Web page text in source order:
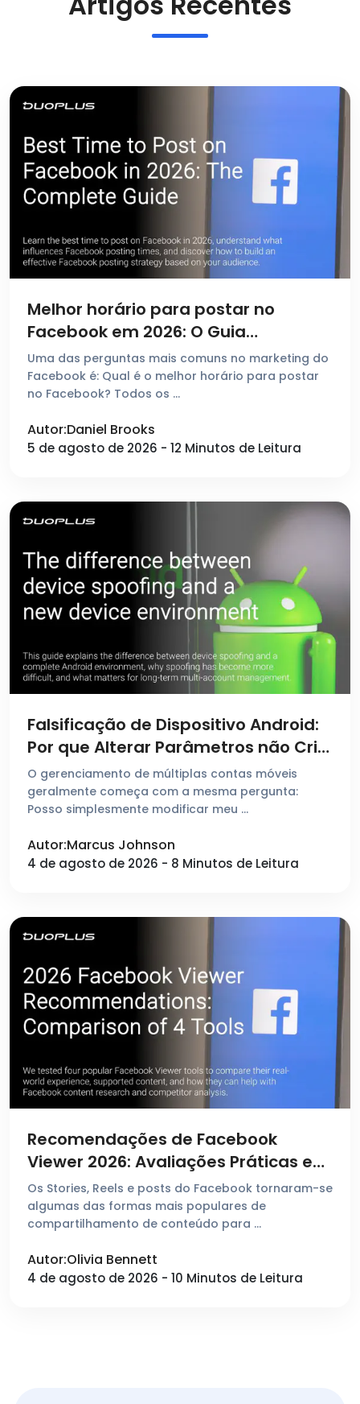
Melhor horário para postar no
Facebook em 2026: O Guia
Completo
Uma das perguntas mais comuns no marketing do
Facebook é: Qual é o melhor horário para postar
no Facebook? Todos os …
Autor:Daniel Brooks
5 de agosto de 2026 - 12 Minutos de Leitura
Falsificação de Dispositivo Android:
Por que Alterar Parâmetros não Cria
um Novo Ambiente
O gerenciamento de múltiplas contas móveis
geralmente começa com a mesma pergunta:
Posso simplesmente modificar meu …
Autor:Marcus Johnson
4 de agosto de 2026 - 8 Minutos de Leitura
Recomendações de Facebook
Viewer 2026: Avaliações Práticas e
Comparação de 4 Ferramentas
Populares
Os Stories, Reels e posts do Facebook tornaram-se
algumas das formas mais populares de
compartilhamento de conteúdo para …
Autor:Olivia Bennett
4 de agosto de 2026 - 10 Minutos de Leitura